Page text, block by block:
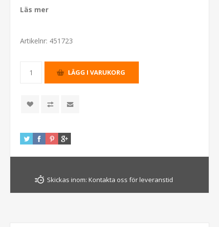
Läs mer
Artikelnr: 451723
Skickas inom: Kontakta oss för leveranstid